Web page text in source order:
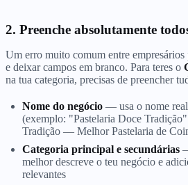
2. Preenche absolutamente
Um erro muito comum entre
e deixar campos em branco. Para teres o
na tua categoria, precisas de preencher
Nome do negócio — usa o nome
(exemplo: "Pastelaria Doce
Tradição — Melhor Pastelaria de
Categoria principal e secundárias
melhor descreve o teu negócio e
relevantes